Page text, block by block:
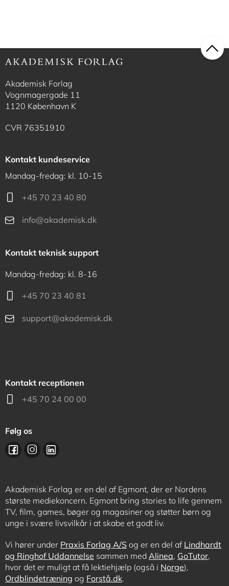
Akademisk Forlag
Vognmagergade 11
1120 København K
CVR 76351910
Kontakt kundeservice
Mandag-fredag: kl. 10-15
+45 70 23 40 80
info@akademisk.dk
Kontakt teknisk support
Mandag-fredag: kl. 8-16
+45 70 23 40 81
support@akademisk.dk
Kontakt receptionen
+45 70 24 00 00
Følg os
Akademisk Forlag er en del af Egmont, der er Nordens
største mediekoncern. Egmont bring stories to life gennem
TV, film, games, bøger og magasiner og støtter børn og
unge i svære livsvilkår i at skabe et godt liv.
Vi hører under Praxis Forlag A/S og er en del af Lindhardt
og Ringhof Uddannelse sammen med Alinea, GoTutor,
hvor det er muligt at få lektiehjælp (også i Norge),
Ordblindetræning og Forstå.dk.